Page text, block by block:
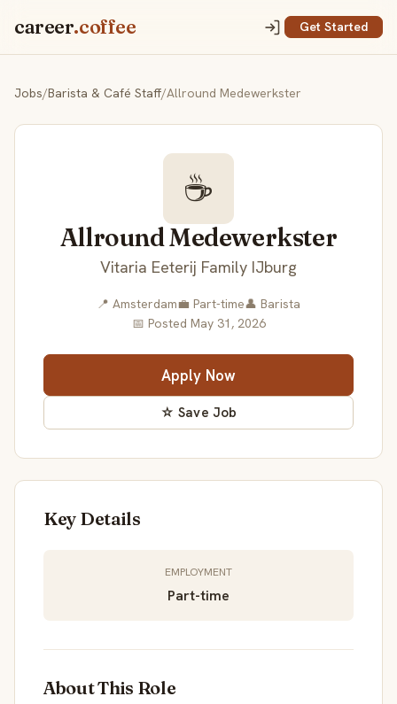
career.coffee Get Started
Jobs/Barista & Café Staff/Allround Medewerkster
☕
Allround Medewerkster
Vitaria Eeterij Family IJburg
📍 Amsterdam💼 Part-time👤 Barista
📅 Posted May 31, 2026
Apply Now
☆ Save Job
Key Details
EMPLOYMENT
Part-time
About This Role